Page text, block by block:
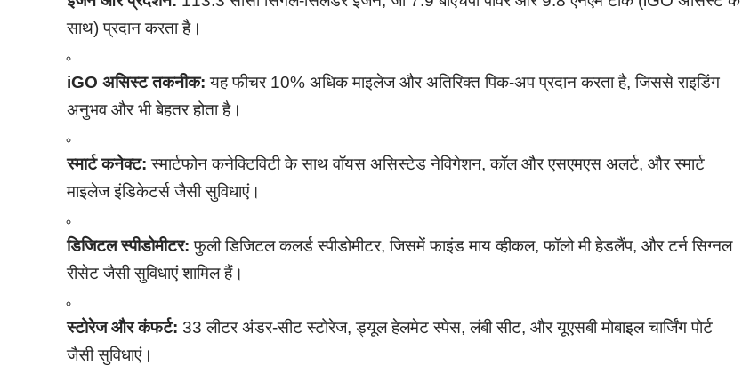
साथ) प्रदान करता है।
iGO असिस्ट तकनीक: यह फीचर 10% अधिक माइलेज और अतिरिक्त पिक-अप प्रदान करता है, जिससे राइडिंग
अनुभव और भी बेहतर होता है।
स्मार्ट कनेक्ट: स्मार्टफोन कनेक्टिविटी के साथ वॉयस असिस्टेड नेविगेशन, कॉल और एसएमएस अलर्ट, और स्मार्ट
माइलेज इंडिकेटर्स जैसी सुविधाएं।
डिजिटल स्पीडोमीटर: फुली डिजिटल कलर्ड स्पीडोमीटर, जिसमें फाइंड माय व्हीकल, फॉलो मी हेडलैंप, और टर्न सिग्नल
रीसेट जैसी सुविधाएं शामिल हैं।
स्टोरेज और कंफर्ट: 33 लीटर अंडर-सीट स्टोरेज, ड्यूल हेलमेट स्पेस, लंबी सीट, और यूएसबी मोबाइल चार्जिंग पोर्ट
जैसी सुविधाएं।